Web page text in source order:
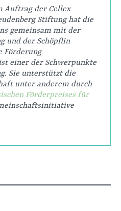
Auftrag der Cellex
Stiftung hat die
gemeinsam mit der
und der Schöpflin
Förderung
einer der Schwerpunkte
Sie unterstützt die
unter anderem durch
Förderpreises für